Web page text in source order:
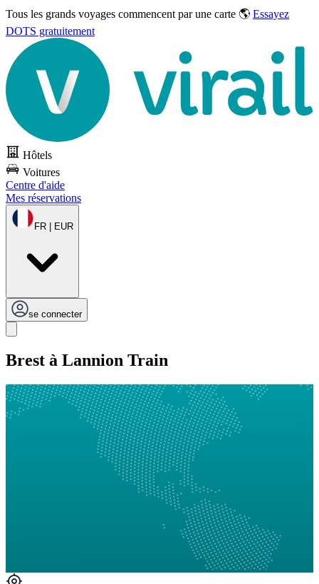
Tous les grands voyages commencent par une carte 🌎 Essayez
DOTS gratuitement
Hôtels
Voitures
Centre d'aide
Mes réservations
FR | EUR
se connecter
Brest à Lannion Train